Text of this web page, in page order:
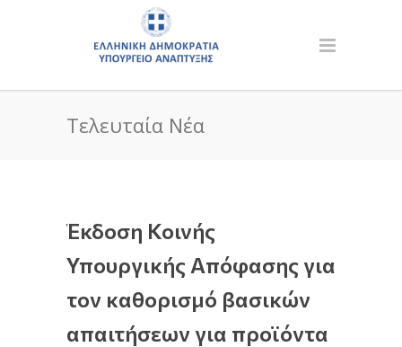
Τελευταία Νέα
Έκδοση Κοινής
Υπουργικής Απόφασης για
τον καθορισμό βασικών
απαιτήσεων για προϊόντα